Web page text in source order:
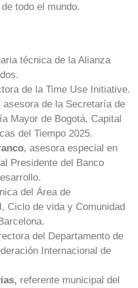
todo el mundo.
técnica de la Alianza
de la Time Use Initiative.
asesora de la Secretaría de
Mayor de Bogotá, Capital
del Tiempo 2025.
, asesora especial en
Presidente del Banco
del Área de
Ciclo de vida y Comunidad
del Departamento de
Internacional de
referente municipal del